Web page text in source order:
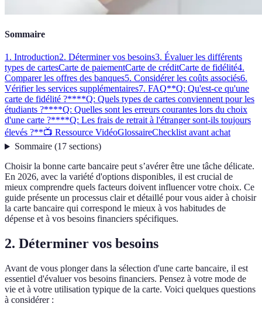
Sommaire
1. Introduction2. Déterminer vos besoins3. Évaluer les différents
types de cartesCarte de paiementCarte de créditCarte de fidélité4.
Comparer les offres des banques5. Considérer les coûts associés6.
Vérifier les services supplémentaires7. FAQ**Q: Qu'est-ce qu'une
carte de fidélité ?****Q: Quels types de cartes conviennent pour les
étudiants ?****Q: Quelles sont les erreurs courantes lors du choix
d'une carte ?****Q: Les frais de retrait à l'étranger sont-ils toujours
élevés ?**📺 Ressource VidéoGlossaireChecklist avant achat
Sommaire(17 sections)
Choisir la bonne carte bancaire peut s’avérer être une tâche délicate.
En 2026, avec la variété d'options disponibles, il est crucial de
mieux comprendre quels facteurs doivent influencer votre choix. Ce
guide présente un processus clair et détaillé pour vous aider à choisir
la carte bancaire qui correspond le mieux à vos habitudes de
dépense et à vos besoins financiers spécifiques.
2. Déterminer vos besoins
Avant de vous plonger dans la sélection d'une carte bancaire, il est
essentiel d'évaluer vos besoins financiers. Pensez à votre mode de
vie et à votre utilisation typique de la carte. Voici quelques questions
à considérer :